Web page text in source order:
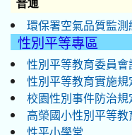
環保署空氣品質監測
性別平等專區
性別平等教育委員會
性別平等教育實施規
校園性別事件防治規
高榮國小性別平等教
性平小學堂